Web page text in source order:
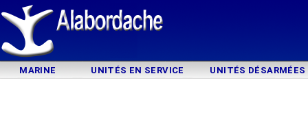
MARINE UNITÉS EN SERVICE UNITÉS DÉSARMÉES